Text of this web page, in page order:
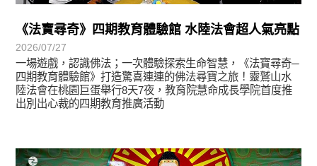
《法寶尋奇》四期教育體驗館 水陸法會超人氣亮點
2026/07/27
一場遊戲，認識佛法；一次體驗探索生命智慧，《法寶尋奇─
四期教育體驗館》打造驚喜連連的佛法尋寶之旅！靈鷲山水
陸法會在桃園巨蛋舉行8天7夜，教育院慧命成長學院首度推
出別出心裁的四期教育推廣活動
學習分享